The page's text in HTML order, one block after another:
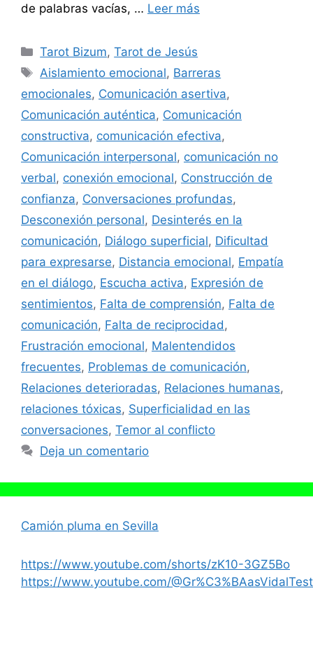
de palabras vacías, … Leer más
Categorías
Tarot Bizum,Tarot de Jesús
Etiquetas
Aislamiento emocional, Barreras
emocionales, Comunicación asertiva,
Comunicación auténtica, Comunicación
constructiva, comunicación efectiva,
Comunicación interpersonal, comunicación no
verbal, conexión emocional, Construcción de
confianza, Conversaciones profundas,
Desconexión personal, Desinterés en la
comunicación, Diálogo superficial, Dificultad
para expresarse, Distancia emocional, Empatía
en el diálogo, Escucha activa, Expresión de
sentimientos, Falta de comprensión, Falta de
comunicación, Falta de reciprocidad ,
Frustración emocional, Malentendidos
frecuentes, Problemas de comunicación,
Relaciones deterioradas, Relaciones humanas,
relaciones tóxicas, Superficialidad en las
conversaciones, Temor al conflicto
Deja un comentario
Camión pluma en Sevilla
https://www.youtube.com/shorts/zK10-3GZ5Bo
https://www.youtube.com/